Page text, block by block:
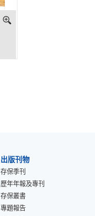
出版刊物
存保季刊
歷年年報及專刊
存保叢書
專題報告